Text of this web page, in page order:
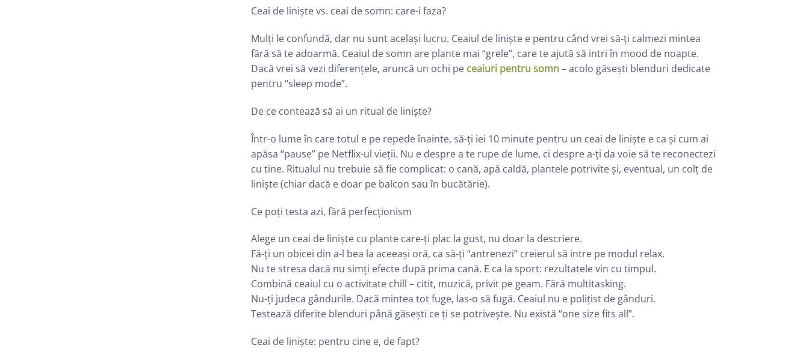
Ceai de liniște vs. ceai de somn: care-i faza?
Mulți le confundă, dar nu sunt același lucru. Ceaiul de liniște e pentru când vrei să-ți calmezi mintea
fără să te adoarmă. Ceaiul de somn are plante mai “grele”, care te ajută să intri în mood de noapte.
Dacă vrei să vezi diferențele, aruncă un ochi pe ceaiuri pentru somn– acolo găsești blenduri dedicate
pentru “sleep mode”.
De ce contează să ai un ritual de liniște?
Într-o lume în care totul e pe repede înainte, să-ți iei 10 minute pentru un ceai de liniște e ca și cum ai
apăsa “pause” pe Netflix-ul vieții. Nu e despre a te rupe de lume, ci despre a-ți da voie să te reconectezi
cu tine. Ritualul nu trebuie să fie complicat: o cană, apă caldă, plantele potrivite și, eventual, un colț de
liniște (chiar dacă e doar pe balcon sau în bucătărie).
Ce poți testa azi, fără perfecționism
Alege un ceai de liniște cu plante care-ți plac la gust, nu doar la descriere.
Fă-ți un obicei din a-l bea la aceeași oră, ca să-ți “antrenezi” creierul să intre pe modul relax.
Nu te stresa dacă nu simți efecte după prima cană. E ca la sport: rezultatele vin cu timpul.
Combină ceaiul cu o activitate chill – citit, muzică, privit pe geam. Fără multitasking.
Nu-ți judeca gândurile. Dacă mintea tot fuge, las-o să fugă. Ceaiul nu e polițist de gânduri.
Testează diferite blenduri până găsești ce ți se potrivește. Nu există “one size fits all”.
Ceai de liniște: pentru cine e, de fapt?